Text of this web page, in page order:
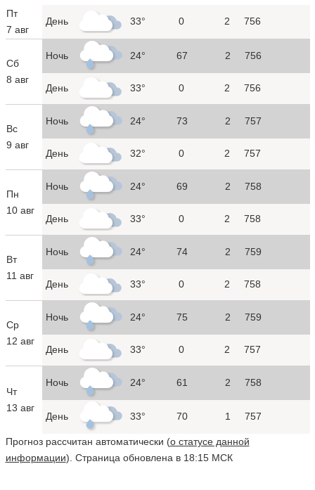
Пт
7 авг
День 33° 0 2 756
Сб
8 авг
Ночь 24° 67 2 756
День 33° 0 2 756
Вс
9 авг
Ночь 24° 73 2 757
День 32° 0 2 757
Пн
10 авг
Ночь 24° 69 2 758
День 33° 0 2 758
Вт
11 авг
Ночь 24° 74 2 759
День 33° 0 2 758
Ср
12 авг
Ночь 24° 75 2 759
День 33° 0 2 757
Чт
13 авг
Ночь 24° 61 2 758
День 33° 70 1 757
Прогноз рассчитан автоматически (о статусе данной
информации). Страница обновлена в 18:15 МСК